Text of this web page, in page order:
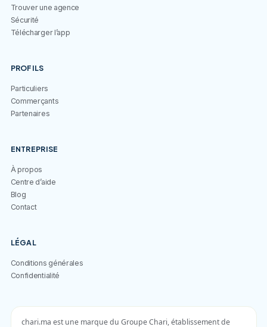
Trouver une agence
Sécurité
Télécharger l’app
PROFILS
Particuliers
Commerçants
Partenaires
ENTREPRISE
À propos
Centre d’aide
Blog
Contact
LÉGAL
Conditions générales
Confidentialité
chari.ma est une marque du Groupe Chari, établissement de